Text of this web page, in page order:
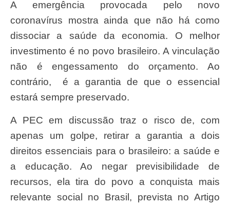
A emergência provocada pelo novo
coronavírus mostra ainda que não há como
dissociar a saúde da economia. O melhor
investimento é no povo brasileiro. A vinculação
não é engessamento do orçamento. Ao
contrário, é a garantia de que o essencial
estará sempre preservado.
A PEC em discussão traz o risco de, com
apenas um golpe, retirar a garantia a dois
direitos essenciais para o brasileiro: a saúde e
a educação. Ao negar previsibilidade de
recursos, ela tira do povo a conquista mais
relevante social no Brasil, prevista no Artigo